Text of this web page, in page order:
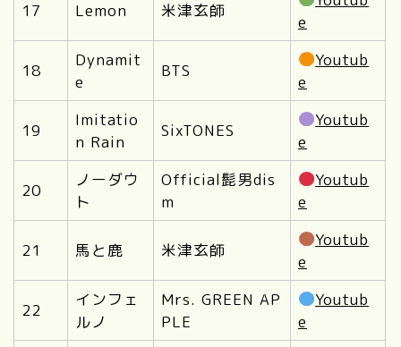
17 Lemon 米津玄師
e
18
Dynamit
e
BTS
Youtub
e
19
Imitatio
n Rain
SixTONES
Youtub
e
20
ノーダウ
ト
Official髭男dis
m
Youtub
e
21 馬と鹿 米津玄師
Youtub
e
22
インフェ
ルノ
Mrs. GREEN AP
PLE
Youtub
e